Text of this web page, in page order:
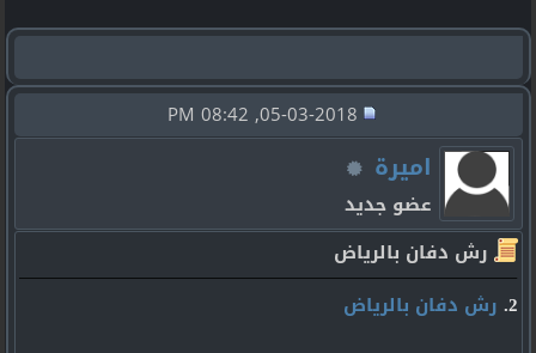
اميرة
عضو جديد
رش دفان بالرياض
2. رش دفان بالرياض